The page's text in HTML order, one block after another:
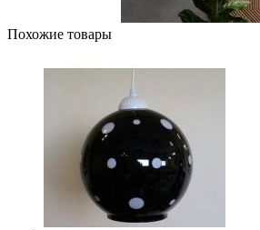
Похожие товары